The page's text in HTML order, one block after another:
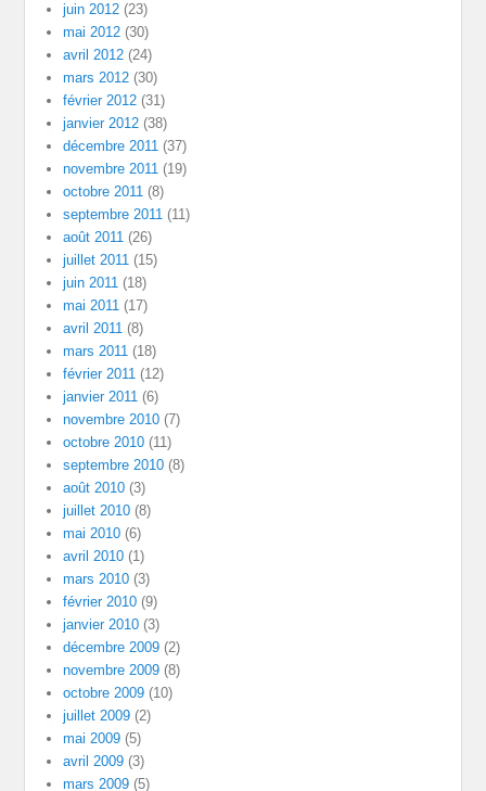
juin 2012 (23)
mai 2012 (30)
avril 2012 (24)
mars 2012 (30)
février 2012 (31)
janvier 2012 (38)
décembre 2011 (37)
novembre 2011 (19)
octobre 2011 (8)
septembre 2011 (11)
août 2011 (26)
juillet 2011 (15)
juin 2011 (18)
mai 2011 (17)
avril 2011 (8)
mars 2011 (18)
février 2011 (12)
janvier 2011 (6)
novembre 2010 (7)
octobre 2010 (11)
septembre 2010 (8)
août 2010 (3)
juillet 2010 (8)
mai 2010 (6)
avril 2010 (1)
mars 2010 (3)
février 2010 (9)
janvier 2010 (3)
décembre 2009 (2)
novembre 2009 (8)
octobre 2009 (10)
juillet 2009 (2)
mai 2009 (5)
avril 2009 (3)
mars 2009 (5)